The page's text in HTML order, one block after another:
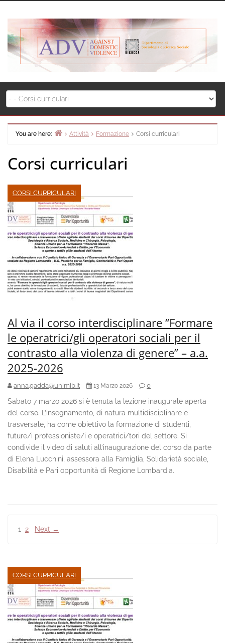
content
You are here:
Attività Formazione Corsi curriculari
Corsi curriculari
CORSI CURRICULARI
Al via il corso interdisciplinare “Formare
le operatrici/gli operatori sociali per il
contrasto alla violenza di genere” – a.a.
2025-2026
anna.gadda@unimib.it 13 Marzo 2026 0
Sabato 7 marzo 2026 si è tenuta la lezione inaugurale aperta
del corso. L’insegnamento, di natura multidisciplinare e
trasversale, ha come obiettivo la formazione di studenti,
future/i professioniste/i e operatrici/tori del settore. Si
condivide il video di saluti all’inaugurazione del corso da parte
di Elena Lucchini, assessora alla Famiglia, Solidarietà sociale,
Disabilità e Pari opportunità di Regione Lombardia.
Paginazione
1 2 Next →
CORSI CURRICULARI